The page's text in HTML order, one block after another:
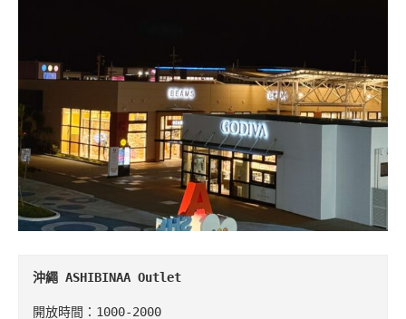
沖繩 ASHIBINAA Outlet
開放時間：1000-2000